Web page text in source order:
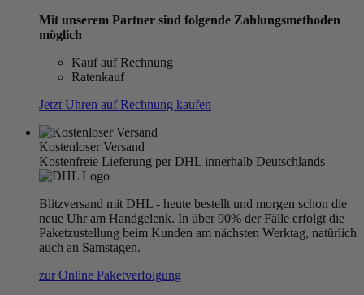
Mit unserem Partner sind folgende Zahlungsmethoden
möglich
Kauf auf Rechnung
Ratenkauf
Jetzt Uhren auf Rechnung kaufen
Kostenloser Versand
Kostenfreie Lieferung per DHL innerhalb Deutschlands
Blitzversand mit DHL - heute bestellt und morgen schon die
neue Uhr am Handgelenk. In über 90% der Fälle erfolgt die
Paketzustellung beim Kunden am nächsten Werktag, natürlich
auch an Samstagen.
zur Online Paketverfolgung